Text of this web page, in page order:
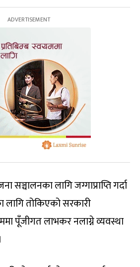
सञ्चालनका लागि जग्गाप्राप्ति गर्दा
लागि तोकिएको सरकारी
पूँजीगत लाभकर नलाग्ने व्यवस्था